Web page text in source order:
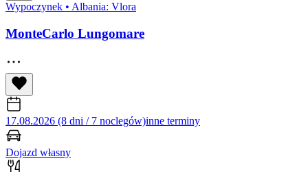
Wypoczynek • Albania: Vlora
MonteCarlo Lungomare
17.08.2026 (8 dni / 7 noclegów)inne terminy
Dojazd własny